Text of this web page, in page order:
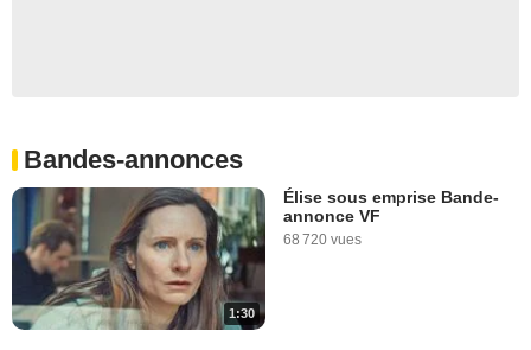
Bandes-annonces
1:30
Élise sous emprise Bande-
annonce VF
68 720 vues